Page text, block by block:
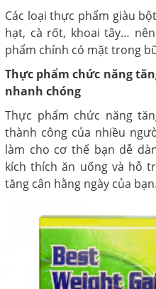
Các loại thực phẩm giàu
hạt, cà rốt, khoai tây…
phẩm chính có mặt trong
Thực phẩm chức năng
nhanh chóng
Thực phẩm chức năng
thành công của nhiều
làm cho cơ thể bạn dễ
kích thích ăn uống và hỗ
tăng cân hằng ngày của bạn.